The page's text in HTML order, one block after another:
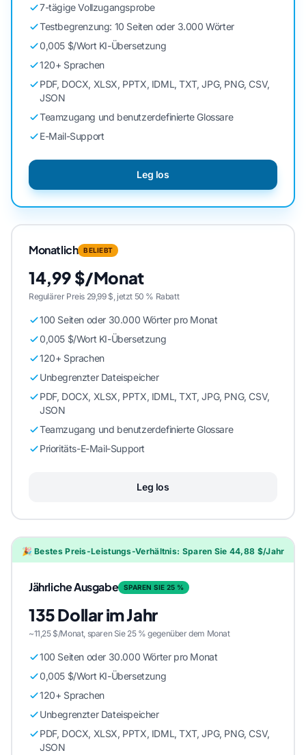
7-tägige Vollzugangsprobe
Testbegrenzung: 10 Seiten oder 3.000 Wörter
0,005 $/Wort KI-Übersetzung
120+ Sprachen
PDF, DOCX, XLSX, PPTX, IDML, TXT, JPG, PNG, CSV,
JSON
Teamzugang und benutzerdefinierte Glossare
E-Mail-Support
Leg los
Monatlich BELIEBT
14,99 $/Monat
Regulärer Preis 29,99 $, jetzt 50 % Rabatt
100 Seiten oder 30.000 Wörter pro Monat
0,005 $/Wort KI-Übersetzung
120+ Sprachen
Unbegrenzter Dateispeicher
PDF, DOCX, XLSX, PPTX, IDML, TXT, JPG, PNG, CSV,
JSON
Teamzugang und benutzerdefinierte Glossare
Prioritäts-E-Mail-Support
Leg los
🎉 Bestes Preis-Leistungs-Verhältnis: Sparen Sie 44,88 $/Jahr
Jährliche Ausgabe SPAREN SIE 25 %
135 Dollar im Jahr
~11,25 $/Monat, sparen Sie 25 % gegenüber dem Monat
100 Seiten oder 30.000 Wörter pro Monat
0,005 $/Wort KI-Übersetzung
120+ Sprachen
Unbegrenzter Dateispeicher
PDF, DOCX, XLSX, PPTX, IDML, TXT, JPG, PNG, CSV,
JSON